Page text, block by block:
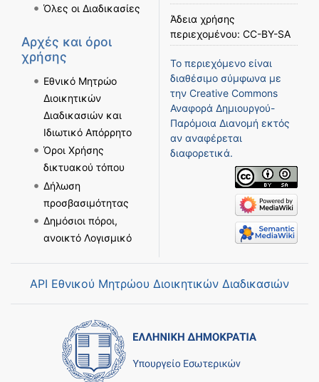
Όλες οι Διαδικασίες
Αρχές και όροι
χρήσης
Εθνικό Μητρώο
Διοικητικών
Διαδικασιών και
Ιδιωτικό Απόρρητο
Όροι Χρήσης
δικτυακού τόπου
Δήλωση
προσβασιμότητας
Δημόσιοι πόροι,
ανοικτό Λογισμικό
Άδεια χρήσης
περιεχομένου: CC-BY-SA
Το περιεχόμενο είναι
διαθέσιμο σύμφωνα με
την Creative Commons
Αναφορά Δημιουργού-
Παρόμοια Διανομή εκτός
αν αναφέρεται
διαφορετικά.
API Εθνικού Μητρώου Διοικητικών Διαδικασιών